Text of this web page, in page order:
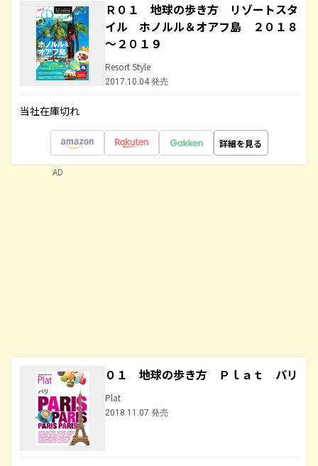
Ｒ０１ 地球の歩き方 リゾートスタ
イル ホノルル＆オアフ島 ２０１８
～２０１９
Resort Style
2017.10.04 発売
当社在庫切れ
詳細を見る
０１ 地球の歩き方 Ｐｌａｔ パリ
Plat
2018.11.07 発売
AD